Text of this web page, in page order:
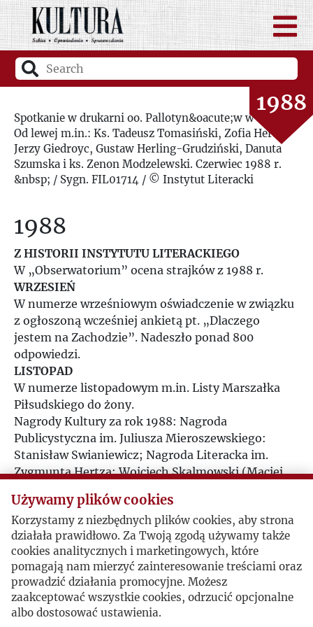
1986
1987
1988
1989
1993
1994
1997
1998
1999
2000
2001
Spotkanie w drukarni oo. Pallotyn&oacute;w w Osny.
Od lewej m.in.: Ks. Tadeusz Tomasiński, Zofia Hertz,
Jerzy Giedroyc, Gustaw Herling-Grudziński, Danuta
Szumska i ks. Zenon Modzelewski. Czerwiec 1988 r.
&nbsp; / Sygn. FIL01714 / © Instytut Literacki
1988
Z HISTORII INSTYTUTU LITERACKIEGO
W „Obserwatorium” ocena strajków z 1988 r.
WRZESIEŃ
W numerze wrześniowym oświadczenie w związku
z ogłoszoną wcześniej ankietą pt. „Dlaczego
jestem na Zachodzie”. Nadeszło ponad 800
odpowiedzi.
LISTOPAD
W numerze listopadowym m.in. Listy Marszałka
Piłsudskiego do żony.
Nagrody Kultury za rok 1988: Nagroda
Publicystyczna im. Juliusza Mieroszewskiego:
Stanisław Swianiewicz; Nagroda Literacka im.
Zygmunta Hertza: Wojciech Skalmowski (Maciej
bezimiennie.
Publikacje książkowe, m.in.: J.M. Rymkiewicz,
„Umschlagplatz”; Janusz Anderman, „Kraj
świata”; Michał Heller, „Maszyna i śrubki”; Jakub
Karpiński, „Taternictwo nizinne”.
GRUDZIEŃ
Jerzy Giedroyc bierze udział w spotkaniu z Lechem
Używamy plików cookies
Korzystamy z niezbędnych plików cookies, aby strona
działała prawidłowo. Za Twoją zgodą używamy także
cookies analitycznych i marketingowych, które
pomagają nam mierzyć zainteresowanie treściami oraz
prowadzić działania promocyjne. Możesz
zaakceptować wszystkie cookies, odrzucić opcjonalne
albo dostosować ustawienia.